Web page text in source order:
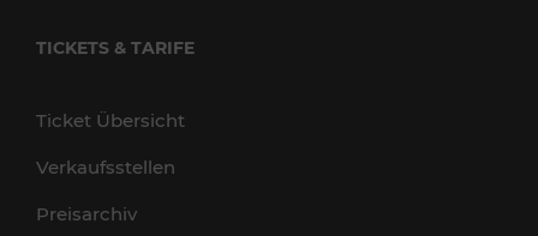
TICKETS & TARIFE
Ticket Übersicht
Verkaufsstellen
Preisarchiv